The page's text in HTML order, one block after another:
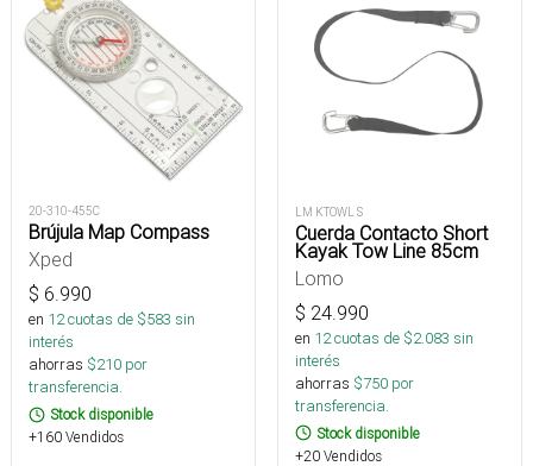
20-310-455C
Brújula Map Compass
Xped
$ 6.990
en 12cuotas de $583 sin
interés
ahorras $210 por
transferencia.
Stock disponible
+160 Vendidos
LM KTOWL S
Cuerda Contacto Short
Kayak Tow Line 85cm
Lomo
$ 24.990
en 12cuotas de $2.083 sin
interés
ahorras $750 por
transferencia.
Stock disponible
+20 Vendidos